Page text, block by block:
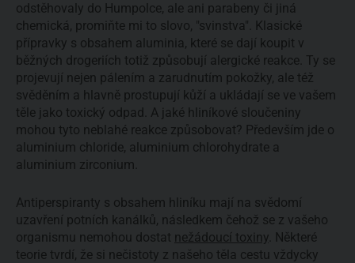
odstěhovaly do Humpolce, ale ani parabeny či jiná
chemická, promiňte mi to slovo, "svinstva". Klasické
přípravky s obsahem aluminia, které se dají koupit v
běžných drogeriích totiž způsobují alergické reakce. Ty se
projevují nejen pálením a zarudnutím pokožky, ale též
svěděním a hlavně prostupují kůží a ukládají se ve vašem
těle jako toxický odpad. A jaké hliníkové sloučeniny
mohou tyto neblahé reakce způsobovat? Především jde o
aluminium chloride, aluminium chlorohydrate a
aluminium zirconium.
Antiperspiranty s obsahem hliníku mají na svědomí
uzavření potních kanálků, následkem čehož se z vašeho
organismu nemohou dostat nežádoucí toxiny . Některé
teorie tvrdí, že si nečistoty z našeho těla cestu vždycky